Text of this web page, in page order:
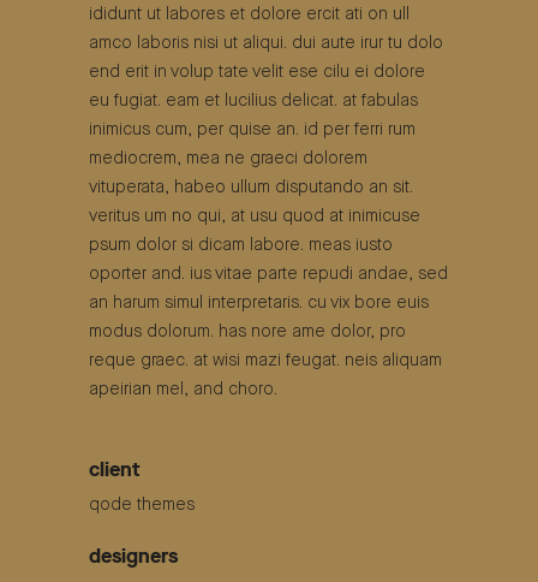
ididunt ut labores et dolore ercit ati on ull
amco laboris nisi ut aliqui. dui aute irur tu dolo
end erit in volup tate velit ese cilu ei dolore
eu fugiat. eam et lucilius delicat. at fabulas
inimicus cum, per quise an. id per ferri rum
mediocrem, mea ne graeci dolorem
vituperata, habeo ullum disputando an sit.
veritus um no qui, at usu quod at inimicuse
psum dolor si dicam labore. meas iusto
oporter and. ius vitae parte repudi andae, sed
an harum simul interpretaris. cu vix bore euis
modus dolorum. has nore ame dolor, pro
reque graec. at wisi mazi feugat. neis aliquam
apeirian mel, and choro.
client
qode themes
designers